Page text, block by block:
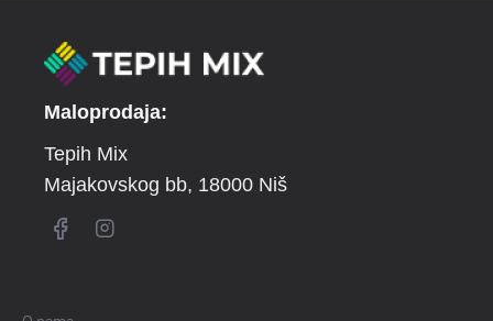
Maloprodaja:
Tepih Mix
Majakovskog bb, 18000 Niš